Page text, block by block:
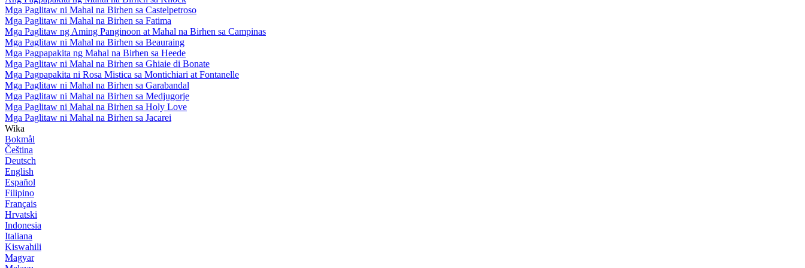
Mga Paglitaw ni Mahal na Birhen sa Castelpetroso
Mga Paglitaw ni Mahal na Birhen sa Fatima
Mga Paglitaw ng Aming Panginoon at Mahal na Birhen sa Campinas
Mga Paglitaw ni Mahal na Birhen sa Beauraing
Mga Pagpapakita ng Mahal na Birhen sa Heede
Mga Paglitaw ni Mahal na Birhen sa Ghiaie di Bonate
Mga Pagpapakita ni Rosa Mistica sa Montichiari at Fontanelle
Mga Paglitaw ni Mahal na Birhen sa Garabandal
Mga Paglitaw ni Mahal na Birhen sa Medjugorje
Mga Paglitaw ni Mahal na Birhen sa Holy Love
Mga Paglitaw ni Mahal na Birhen sa Jacarei
Wika
Bokmål
Čeština
Deutsch
English
Español
Filipino
Français
Hrvatski
Indonesia
Italiana
Kiswahili
Magyar